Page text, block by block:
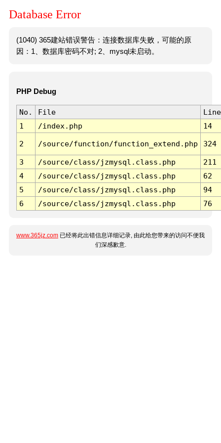
Database Error
(1040) 365建站错误警告：连接数据库失败，可能的原
因：1、数据库密码不对; 2、mysql未启动。
PHP Debug
No. File
Line
1
/index.php 14
2 /source/function/function_extend.php 324
3 /source/class/jzmysql.class.php
211
4
/source/class/jzmysql.class.php
62
5
/source/class/jzmysql.class.php
94
6
/source/class/jzmysql.class.php 76
www.365jz.com 已经将此出错信息详细记录, 由此给您带来的访问不便我
们深感歉意.